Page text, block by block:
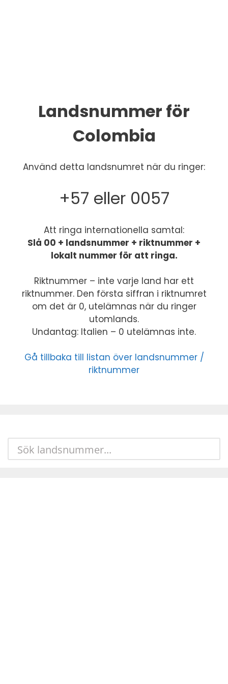
Landsnummer för
Colombia
Använd detta landsnumret när du ringer:
+57 eller 0057
Att ringa internationella samtal:
Slå 00 + landsnummer + riktnummer +
lokalt nummer för att ringa.
Riktnummer – inte varje land har ett
riktnummer. Den första siffran i riktnumret
om det är 0, utelämnas när du ringer
utomlands.
Undantag: Italien – 0 utelämnas inte.
Gå tillbaka till listan över landsnummer /
riktnummer